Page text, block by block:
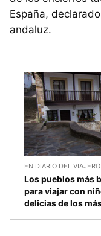
España,
andaluz.
EN DIARIO DEL VIAJERO
Los pueblos más
para viajar con
delicias de los